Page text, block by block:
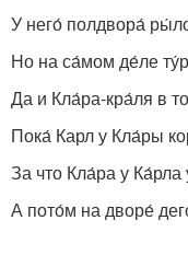
У него́ полдвора́
Но на са́мом де́ле
Да и Кла́ра-кра́ля в
Пока́ Карл у Кла́ры
За что Кла́ра у Ка́рла
А пото́м на дворе́